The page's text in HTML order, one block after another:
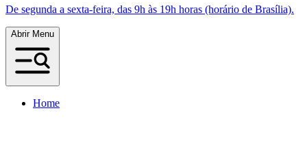
De segunda a sexta-feira, das 9h às 19h horas (horário de Brasília).
Abrir Menu
Home